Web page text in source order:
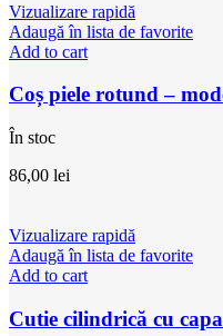
Vizualizare rapidă
Adaugă în lista de favorite
Add to cart
Coș piele rotund –
În stoc
86,00 lei
Vizualizare rapidă
Adaugă în lista de favorite
Add to cart
Cutie cilindrică cu